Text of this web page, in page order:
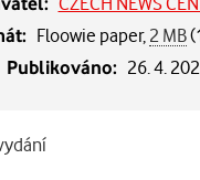
Floowie paper, 2 MB
Publikováno: 26. 4.